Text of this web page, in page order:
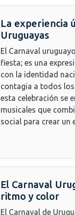
La experiencia
Uruguayas
El Carnaval
fiesta; es una
con la identidad
contagia a todos los
esta celebración se
musicales que
social para crear un
El Carnaval
ritmo y color
El Carnaval de